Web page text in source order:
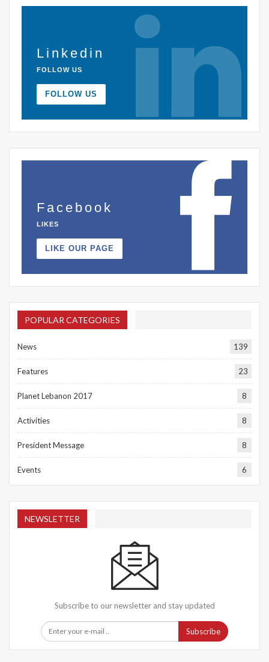
Linkedin
FOLLOW US
FOLLOW US
Facebook
LIKES
LIKE OUR PAGE
POPULAR CATEGORIES
News 139
Features 23
Planet Lebanon 2017 8
Activities 8
President Message 8
Events 6
NEWSLETTER
Subscribe to our newsletter and stay updated
Subscribe